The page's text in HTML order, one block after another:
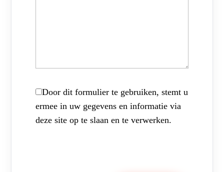
Door dit formulier te gebruiken, stemt u
ermee in uw gegevens en informatie via
deze site op te slaan en te verwerken.